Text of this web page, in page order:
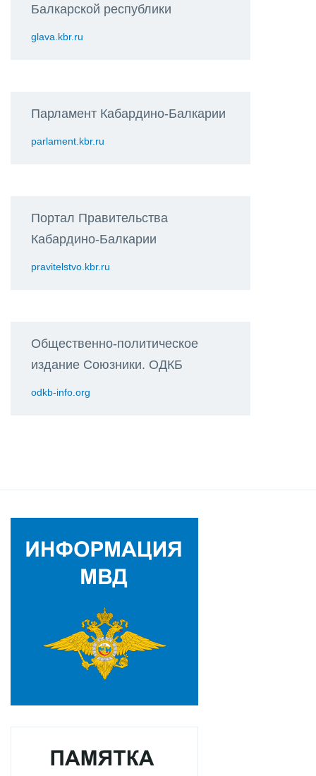
Балкарской республики
glava.kbr.ru
Парламент Кабардино-Балкарии
parlament.kbr.ru
Портал Правительства
Кабардино-Балкарии
pravitelstvo.kbr.ru
Общественно-политическое
издание Союзники. ОДКБ
odkb-info.org